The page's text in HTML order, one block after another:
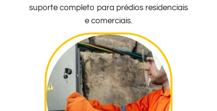
suporte completo para prédios residenciais
e comerciais.